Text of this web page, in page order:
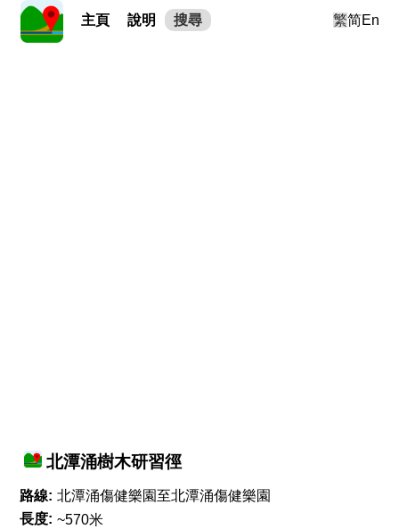
主頁 說明 搜尋 繁简En
北潭涌樹木研習徑
路線: 北潭涌傷健樂園至北潭涌傷健樂園
長度: ~570米